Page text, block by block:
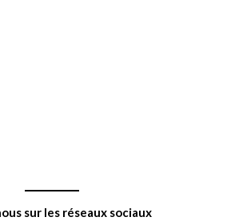
sur les réseaux sociaux